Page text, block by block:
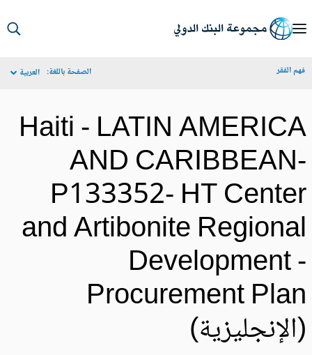
الفقر الصفحة باللغة: العربية
Haiti - LATIN
AND
P133352- HT
and Artibonite
Development
Procurement